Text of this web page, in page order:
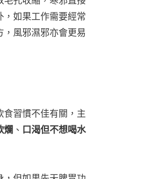
，如果工作需要經常
，風邪濕邪亦會更易
食習慣不佳有關，主
爛 、 口渴但不想喝水